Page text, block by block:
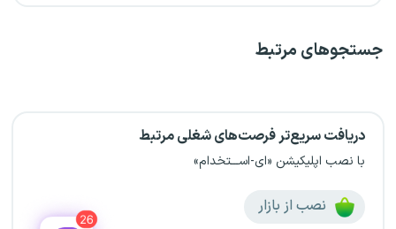
جستجو‌های مرتبط
دریافت سریع‌تر فرصت‌های شغلی مرتبط
با نصب اپلیکیشن «ای-اســـتخدام»
نصب از بازار